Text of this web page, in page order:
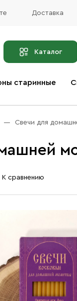
Доставка
Каталог
старинные
Свечи для
К сравнению